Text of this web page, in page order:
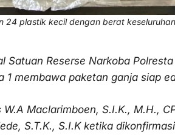
24 plastik kecil dengan berat
Satuan Reserse Narkoba
membawa paketan ganja siap
Maclarimboen, S.I.K., M.H.,
S.T.K., S.I.K ketika